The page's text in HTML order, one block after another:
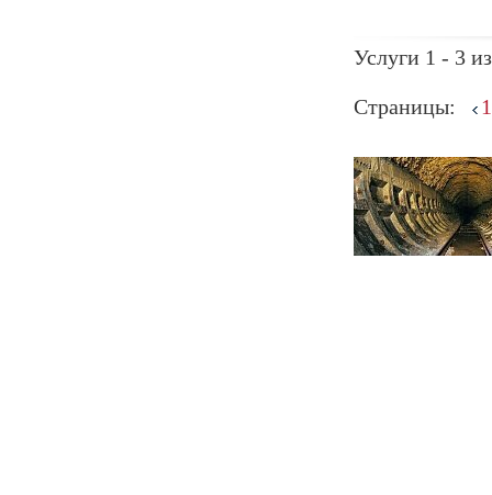
Услуги 1 - 3
Страницы: 1